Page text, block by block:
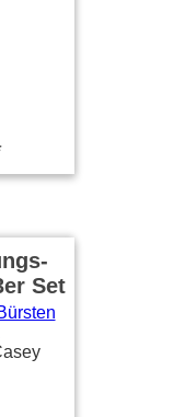
Set